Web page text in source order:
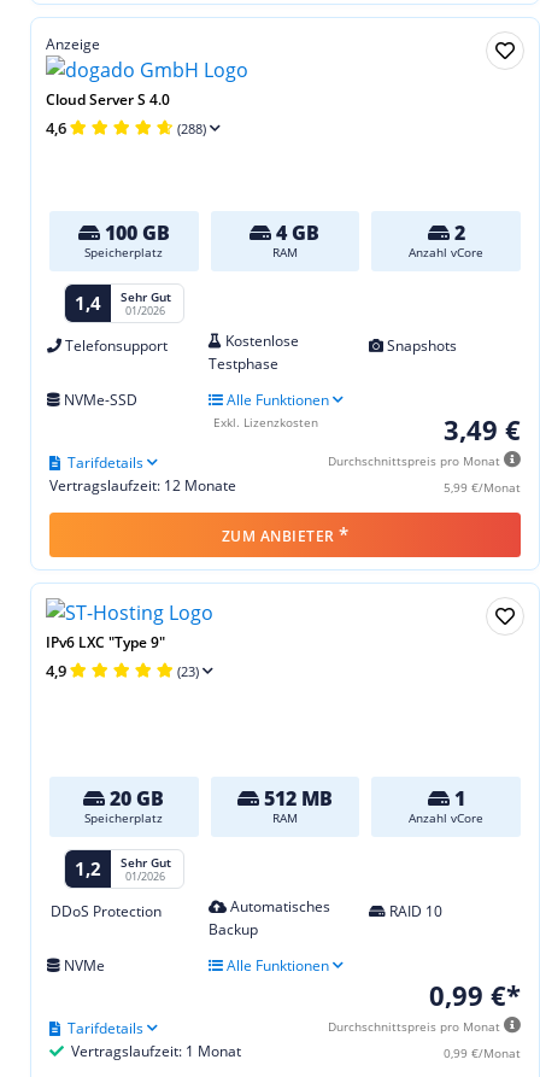
Anzeige
Cloud Server S 4.0
4,6 (288)
100 GB
Speicherplatz
4 GB
RAM
2
Anzahl vCore
1,4 Sehr Gut
01/2026
Telefonsupport
Kostenlose
Testphase
Snapshots
NVMe-SSD Alle Funktionen
3,49 €
Durchschnittspreis pro Monat
5,99 €/Monat
Vertragslaufzeit: 12 Monate
Tarifdetails
Exkl. Lizenzkosten
ZUM ANBIETER *
IPv6 LXC "Type 9"
4,9 (23)
20 GB
Speicherplatz
512 MB
RAM
1
Anzahl vCore
1,2 Sehr Gut
01/2026
DDoS Protection
Automatisches
Backup
RAID 10
NVMe Alle Funktionen
0,99 €*
Durchschnittspreis pro Monat
0,99 €/Monat
Vertragslaufzeit: 1 Monat
Tarifdetails